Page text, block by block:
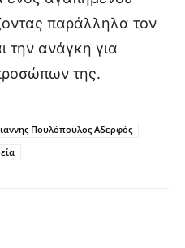
παράλληλα τον
την ανάγκη για
της.
Πουλόπουλος Αδερφός